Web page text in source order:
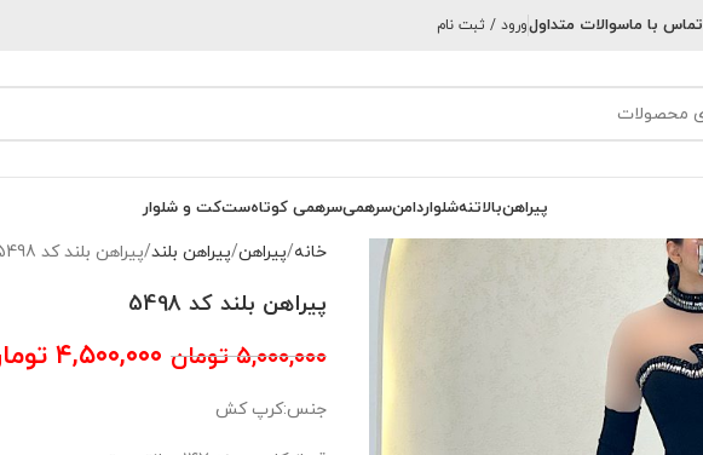
تماس با ماسوالات متداولورود / ثبت نام
پیراهنبالاتنهشلواردامنسرهمیسرهمی کوتاهستکت و شلوار
خانه پیراهن پیراهن بلند پیراهن بلند کد 5498
پیراهن بلند کد 5498
۵,۰۰۰,۰۰۰ تومان ۴,۵۰۰,۰۰۰
جنس:کرپ کش